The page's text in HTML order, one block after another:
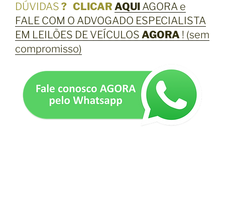
DÚVIDAS ? CLICAR AQUI AGORA e
FALE COM O ADVOGADO ESPECIALISTA
EM LEILÕES DE VEÍCULOS AGORA ! (sem
compromisso)